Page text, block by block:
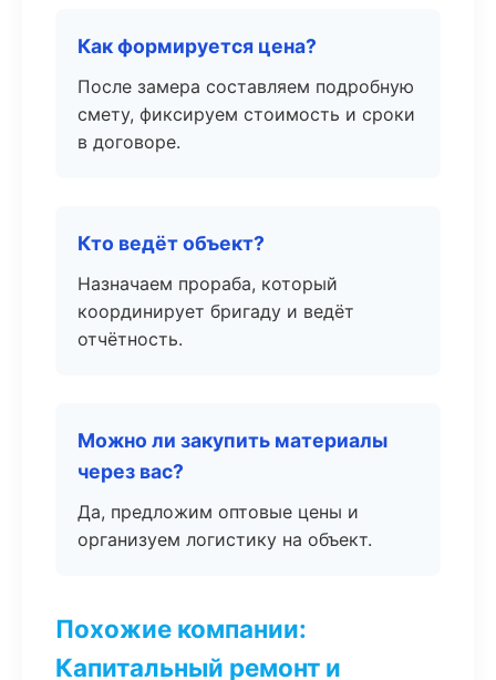
Как формируется цена?
После замера составляем подробную
смету, фиксируем стоимость и сроки
в договоре.
Кто ведёт объект?
Назначаем прораба, который
координирует бригаду и ведёт
отчётность.
Можно ли закупить материалы
через вас?
Да, предложим оптовые цены и
организуем логистику на объект.
Похожие компании:
Капитальный ремонт и